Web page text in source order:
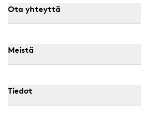
Ota yhteyttä
Meistä
Tiedot